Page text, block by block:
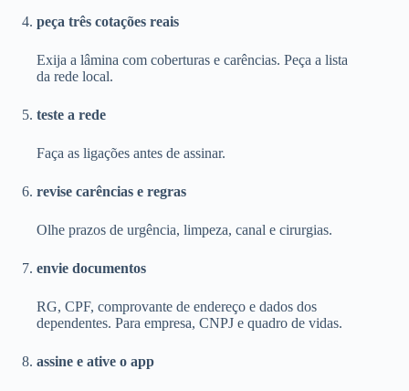
peça três cotações reais
Exija a lâmina com coberturas e carências. Peça a lista
da rede local.
teste a rede
Faça as ligações antes de assinar.
revise carências e regras
Olhe prazos de urgência, limpeza, canal e cirurgias.
envie documentos
RG, CPF, comprovante de endereço e dados dos
dependentes. Para empresa, CNPJ e quadro de vidas.
assine e ative o app